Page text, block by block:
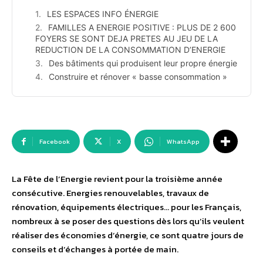
LES ESPACES INFO ÉNERGIE
FAMILLES A ENERGIE POSITIVE : PLUS DE 2 600
FOYERS SE SONT DEJA PRETES AU JEU DE LA
REDUCTION DE LA CONSOMMATION D’ENERGIE
Des bâtiments qui produisent leur propre énergie
Construire et rénover « basse consommation »
Facebook X WhatsApp
La Fête de l’Energie revient pour la troisième année
consécutive. Energies renouvelables, travaux de
rénovation, équipements électriques… pour les Français,
nombreux à se poser des questions dès lors qu’ils veulent
réaliser des économies d’énergie, ce sont quatre jours de
conseils et d’échanges à portée de main.